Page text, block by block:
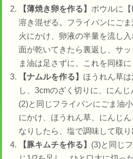
【薄焼き卵を作る】 ボウルに
溶き混ぜる。フライパンにご
火にかけ、卵液の半量を流し
面が乾いてきたら裏返し、サ
ま油は足さずに、これを同様に
【ナムルを作る】 ほうれん草
し、3cmのざく切りに、にんじ
(2)と同じフライパンにごま油
にかけ、ほうれん草、にんじ
なりしたら、塩で調味して取り
【豚キムチを作る】 (3)と同じ